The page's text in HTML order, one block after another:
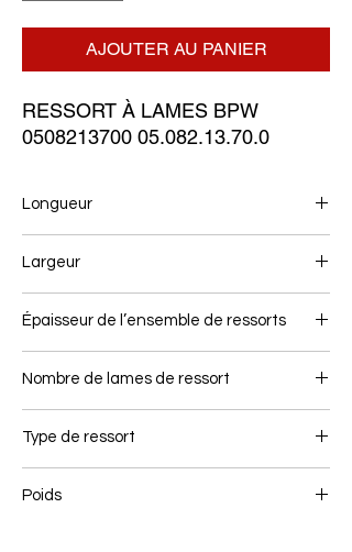
AJOUTER AU PANIER
RESSORT À LAMES BPW
0508213700 05.082.13.70.0
Longueur
Largeur
Épaisseur de l’ensemble de ressorts
Nombre de lames de ressort
Type de ressort
Poids